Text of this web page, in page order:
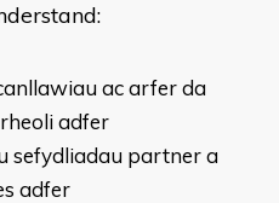
ac arfer da
adfer
sefydliadau partner a
adfer